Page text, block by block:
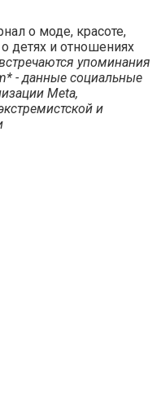
о моде, красоте,
детях и отношениях
упоминания
- данные социальные
Meta,
и